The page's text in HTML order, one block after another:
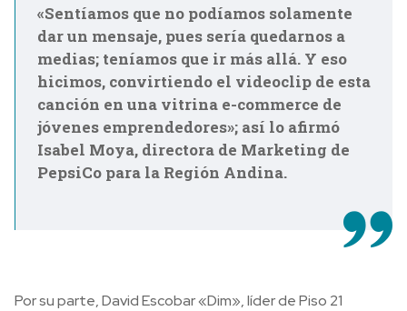
«Sentíamos que no podíamos solamente
dar un mensaje, pues sería quedarnos a
medias; teníamos que ir más allá. Y eso
hicimos, convirtiendo el videoclip de esta
canción en una vitrina e-commerce de
jóvenes emprendedores»; así lo afirmó
Isabel Moya, directora de Marketing de
PepsiCo para la Región Andina.
Por su parte, David Escobar «Dim», líder de Piso 21